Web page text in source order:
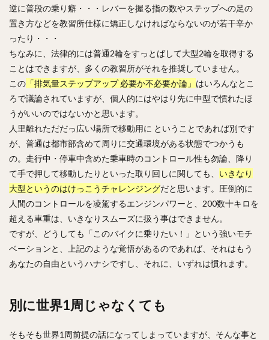
逆に普段の乗り癖・・・レバーを握る指の数やステップへの足の
置き方などを教習所仕様に矯正しなければならないのが若干辛か
ったり・・・
ちなみに、法律的には普通2輪をすっとばして大型2輪を取得する
ことはできますが、多くの教習所がそれを推奨していません。
この 「排気量ステップアップ 必要か不必要か論」 はいろんなとこ
ろで議論されていますが、個人的にはやはり先に中型で慣れたほ
うがいいのではないかと思います。
人里離れただだっ広い場所で移動用に ということであれば別です
が、普通は都市部含めて周りに交通環境がある状態でつかうも
の。走行中・停車中含めた乗車時のコントロール性も勿論、降り
て手で押して移動したりといった取り回しに関しても、 いきなり
大型というのはけっこうチャレンジングだと思います。圧倒的に
人間のコントロールを凌駕するエンジンパワーと、200数十キロを
超える車重は、いきなりスムーズに扱う事はできません。
ですが、どうしても「このバイクに乗りたい！」という強いモチ
ベーションと、上記のような覚悟があるのであれば、それはもう
あなたの自由というハナシですし、それに、いずれは慣れます。
別に世界1周じゃなくても
そもそも世界1周前提の話になってしまっていますが、そんな事と